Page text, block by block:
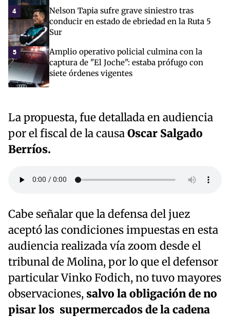
4
Nelson Tapia sufre grave siniestro tras
conducir en estado de ebriedad en la Ruta 5
Sur
5
Amplio operativo policial culmina con la
captura de "El Joche": estaba prófugo con
siete órdenes vigentes
La propuesta, fue detallada en audiencia
por el fiscal de la causaOscar Salgado
Berríos.
Cabe señalar que la defensa del juez
aceptó las condiciones impuestas en esta
audiencia realizada vía zoom desde el
tribunal de Molina, por lo que el defensor
particular Vinko Fodich, no tuvo mayores
observaciones, salvo la obligación de no
pisar los supermercados de la cadena